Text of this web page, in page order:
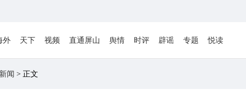
外 天下 视频 直通屏山 舆情 时评 辟谣 专题 悦读
闻 > 正文